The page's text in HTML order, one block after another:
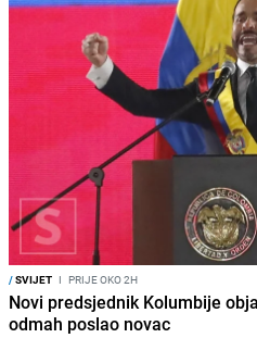
/SVIJET I PRIJE OKO 2H
Novi predsjednik Kolumbije
odmah poslao novac